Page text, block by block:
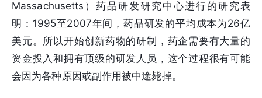
Massachusetts）药品研发研究中心进行的研究表
明：1995至2007年间，药品研发的平均成本为26亿
美元。所以开始创新药物的研制，药企需要有大量的
资金投入和拥有顶级的研发人员，这个过程很有可能
会因为各种原因或副作用被中途毙掉。